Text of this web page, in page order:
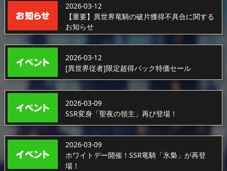
2026-03-12
【重要】異世界竜騎の破片獲得不具合に関する
お知らせ
2026-03-12
[異世界従者]限定超得パック特価セール
2026-03-09
SSR変身「聖夜の領主」再び登場！
2026-03-09
ホワイトデー開催！SSR竜騎「氷梟」が再登
場！